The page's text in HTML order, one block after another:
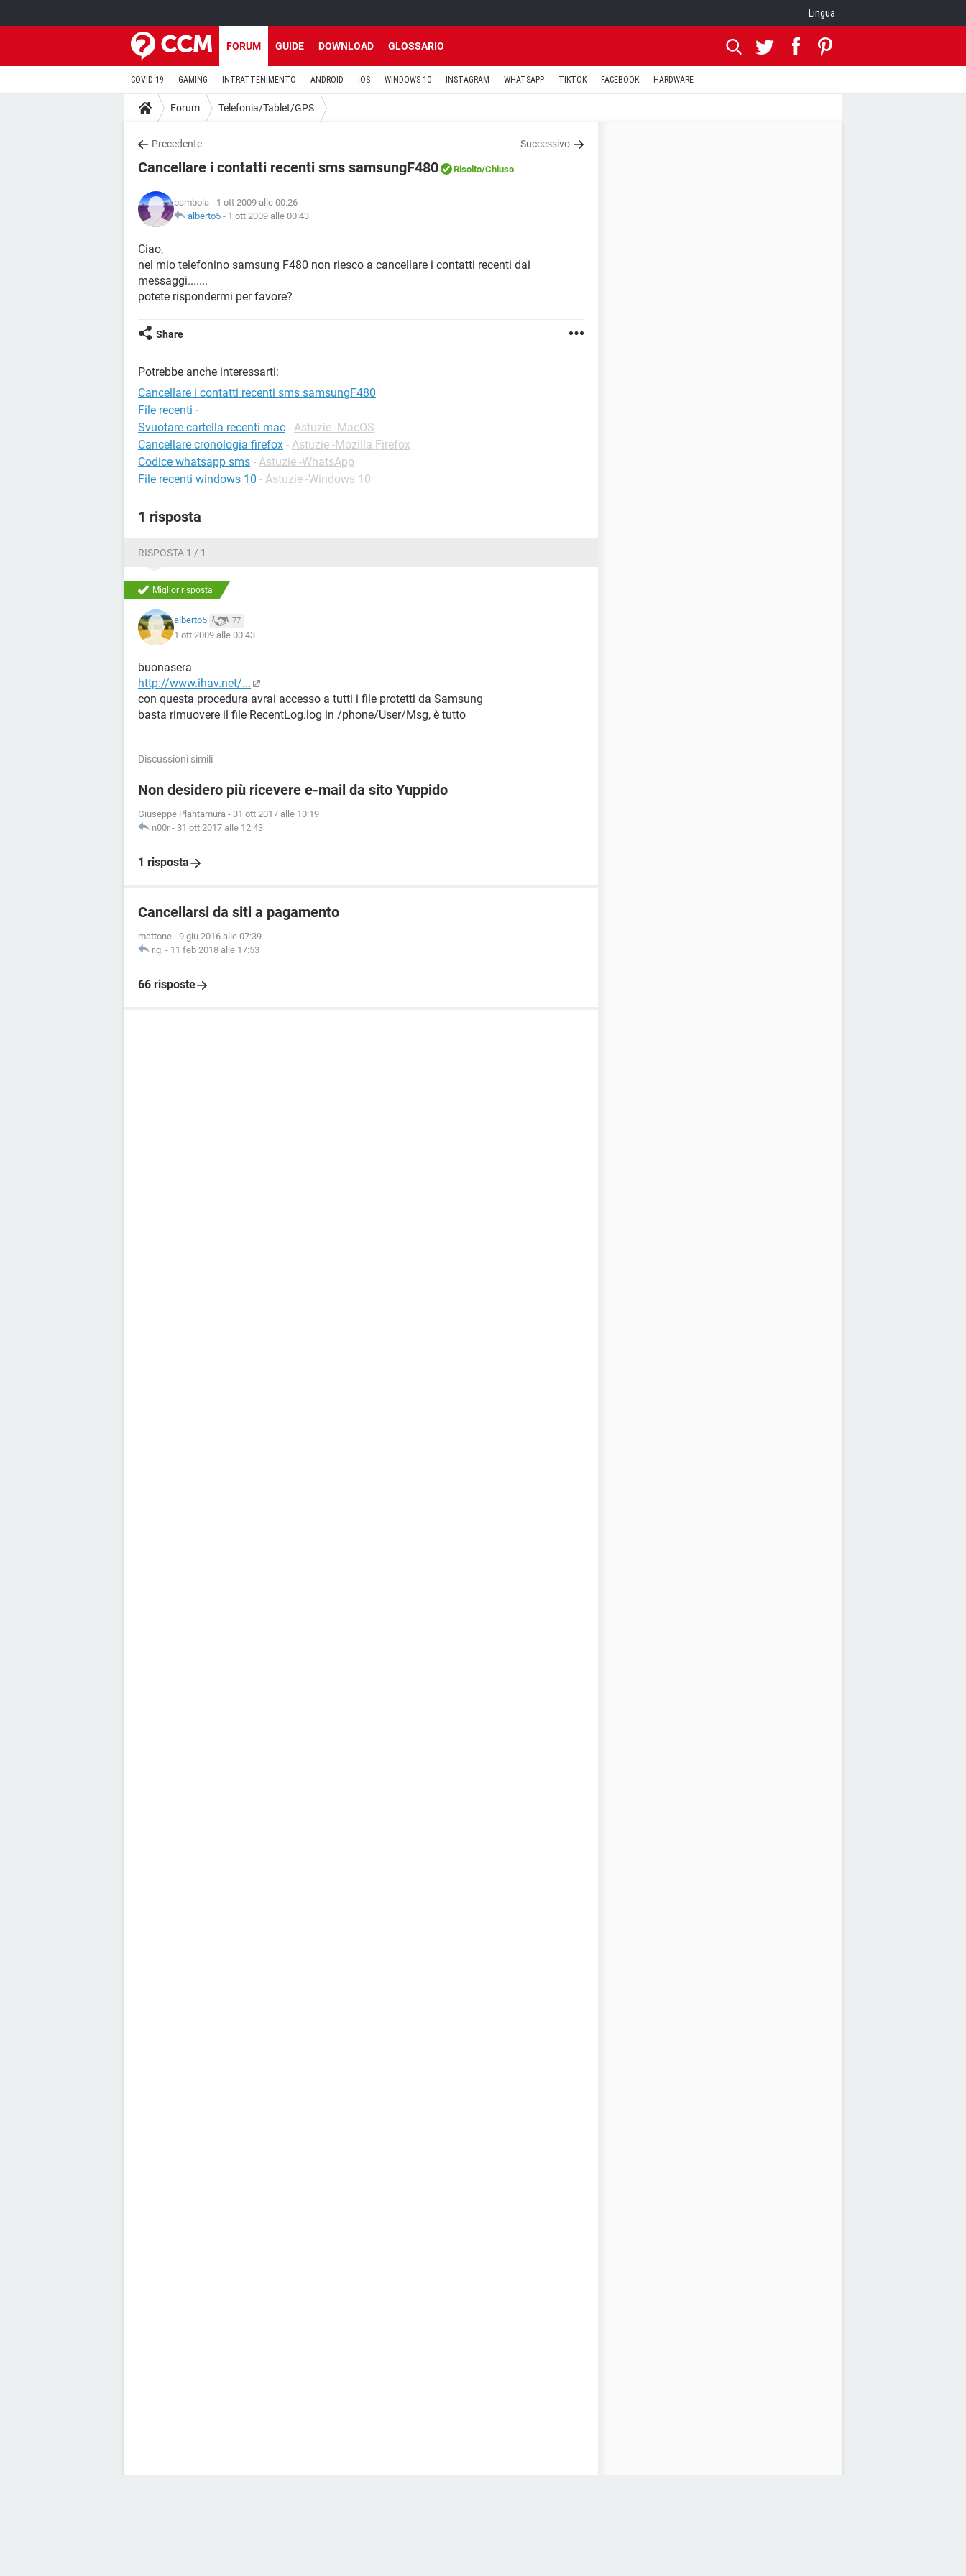
Lingua
FORUM GUIDE DOWNLOAD GLOSSARIO
COVID-19 GAMING INTRATTENIMENTO ANDROID iOS WINDOWS 10 INSTAGRAM WHATSAPP TIKTOK FACEBOOK HARDWARE
Forum Telefonia/Tablet/GPS
Precedente Successivo
Cancellare i contatti recenti sms samsungF480 Risolto/Chiuso
bambola - 1 ott 2009 alle 00:26
alberto5 - 1 ott 2009 alle 00:43
Ciao,
nel mio telefonino samsung F480 non riesco a cancellare i contatti recenti dai
messaggi.......
potete rispondermi per favore?
Share
Potrebbe anche interessarti:
Cancellare i contatti recenti sms samsungF480
File recenti -
Svuotare cartella recenti mac - Astuzie -MacOS
Cancellare cronologia firefox - Astuzie -Mozilla Firefox
Codice whatsapp sms - Astuzie -WhatsApp
File recenti windows 10 - Astuzie -Windows 10
1 risposta
RISPOSTA 1 / 1
Miglior risposta
alberto5 77
1 ott 2009 alle 00:43
buonasera
http://www.ihav.net/...
con questa procedura avrai accesso a tutti i file protetti da Samsung
basta rimuovere il file RecentLog.log in /phone/User/Msg, è tutto
Discussioni simili
Non desidero più ricevere e-mail da sito Yuppido
Giuseppe Plantamura - 31 ott 2017 alle 10:19
n00r - 31 ott 2017 alle 12:43
1 risposta
Cancellarsi da siti a pagamento
mattone - 9 giu 2016 alle 07:39
r.g. - 11 feb 2018 alle 17:53
66 risposte